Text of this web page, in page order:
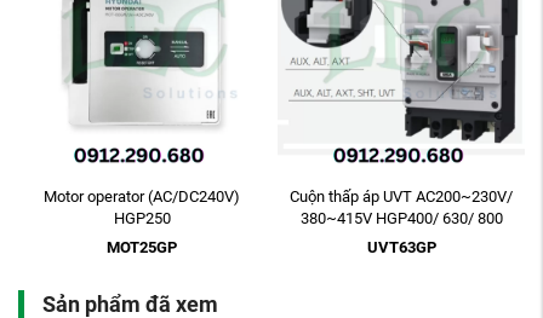
Motor operator (AC/DC240V)
HGP250
MOT25GP
Cuộn thấp áp UVT AC200~230V/
380~415V HGP400/ 630/ 800
UVT63GP
Sản phẩm đã xem